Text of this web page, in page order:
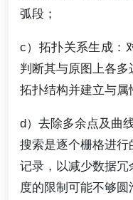
弧段；
c）拓扑关系生成：
判断其与原图上各
拓扑结构并建立与属
d）去除多余点及曲
搜索是逐个栅格进
记录，以减少数据
度的限制可能不够